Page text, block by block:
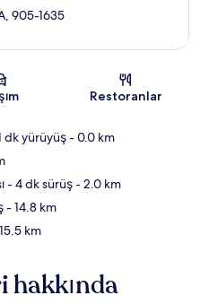
905-1635
Restoranlar
dk yürüyüş- 0.0 km
- 4 dk sürüş- 2.0 km
- 14.8 km
km
hakkında